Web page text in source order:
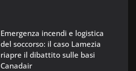
Emergenza incendi e logistica
del soccorso: il caso Lamezia
riapre il dibattito sulle basi
Canadair